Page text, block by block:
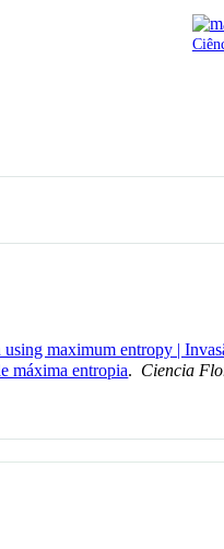
maximum entropy |
máxima entropia. Ciencia